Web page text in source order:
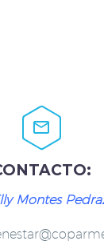


Montes